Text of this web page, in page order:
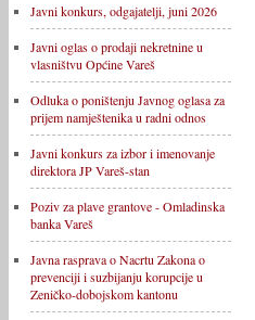
Javni konkurs, odgajatelji, juni 2026
Javni oglas o prodaji nekretnine u
vlasništvu Općine Vareš
Odluka o poništenju Javnog oglasa za
prijem namještenika u radni odnos
Javni konkurs za izbor i imenovanje
direktora JP Vareš-stan
Poziv za plave grantove - Omladinska
banka Vareš
Javna rasprava o Nacrtu Zakona o
prevenciji i suzbijanju korupcije u
Zeničko-dobojskom kantonu